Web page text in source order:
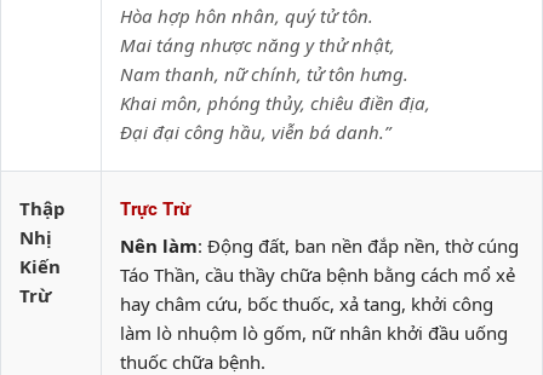
Hòa hợp hôn nhân, quý tử tôn.
Mai táng nhược năng y thử nhật,
Nam thanh, nữ chính, tử tôn hưng.
Khai môn, phóng thủy, chiêu điền địa,
Đại đại công hầu, viễn bá danh.”
Thập
Nhị
Kiến
Trừ
Trực Trừ
Nên làm: Động đất, ban nền đắp nền, thờ cúng
Táo Thần, cầu thầy chữa bệnh bằng cách mổ xẻ
hay châm cứu, bốc thuốc, xả tang, khởi công
làm lò nhuộm lò gốm, nữ nhân khởi đầu uống
thuốc chữa bệnh.